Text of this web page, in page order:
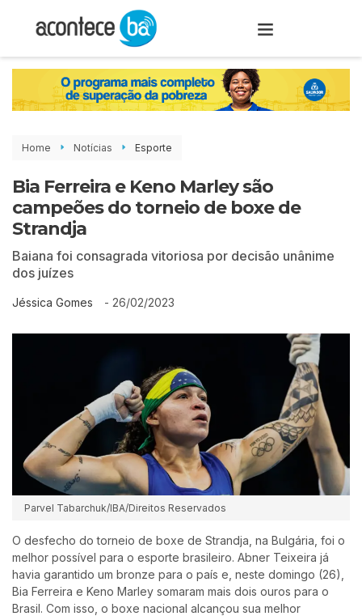
Home Notícias Esporte
Bia Ferreira e Keno Marley são
campeões do torneio de boxe de
Strandja
Baiana foi consagrada vitoriosa por decisão unânime
dos juízes
Jéssica Gomes - 26/02/2023
Parvel Tabarchuk/IBA/Direitos Reservados
O desfecho do torneio de boxe de Strandja, na Bulgária, foi o
melhor possível para o esporte brasileiro. Abner Teixeira já
havia garantido um bronze para o país e, neste domingo (26),
Bia Ferreira e Keno Marley somaram mais dois ouros para o
Brasil. Com isso, o boxe nacional alcançou sua melhor